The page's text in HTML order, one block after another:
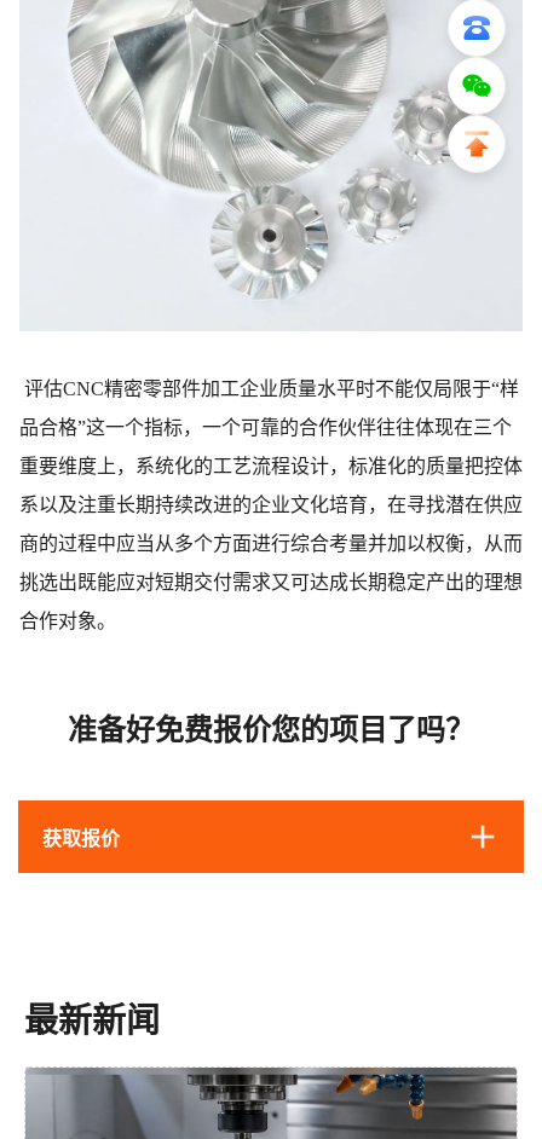
评估CNC精密零部件加工企业质量水平时不能仅局限于“样
品合格”这一个指标，一个可靠的合作伙伴往往体现在三个
重要维度上，系统化的工艺流程设计，标准化的质量把控体
系以及注重长期持续改进的企业文化培育，在寻找潜在供应
商的过程中应当从多个方面进行综合考量并加以权衡，从而
挑选出既能应对短期交付需求又可达成长期稳定产出的理想
合作对象。
准备好免费报价您的项目了吗？
获取报价
最新新闻